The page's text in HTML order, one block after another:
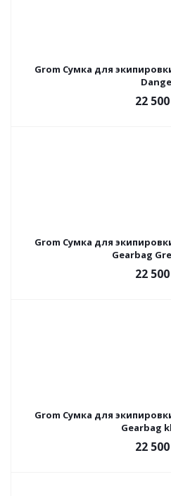
Grom Сумка для
22 500
Grom Сумка для
Gearbag
22 500
Grom Сумка для
Gearbag
22 500